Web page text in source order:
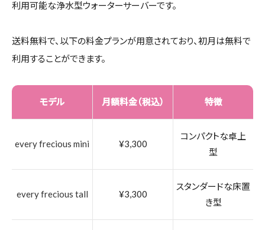
利用可能な浄水型ウォーターサーバーです。
送料無料で、以下の料金プランが用意されており、初月は無料で
利用することができます。
モデル 月額料金（税込） 特徴
every frecious mini ¥3,300
コンパクトな卓上
型
every frecious tall ¥3,300
スタンダードな床置
き型